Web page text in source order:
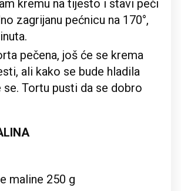
kremu na tijesto i stavi peći
zagrijanu pećnicu na 170°,
pečena, još će se krema
ali kako se bude hladila
se. Tortu pusti da se dobro
maline 250 g